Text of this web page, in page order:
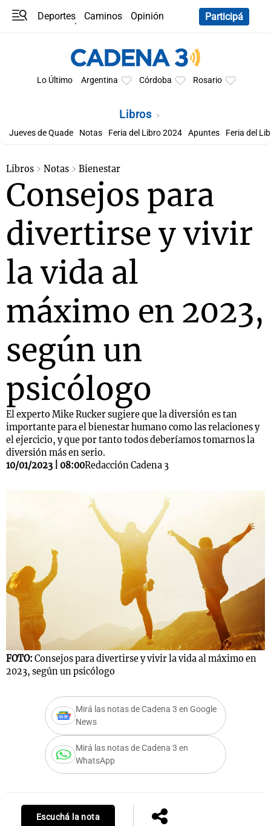
Deportes Caminos
Opinión
Participá
Lo Último Argentina Córdoba Rosario
Libros
Jueves de Quade Notas Feria del Libro 2024 Apuntes Feria del
Libros Notas Bienestar
Consejos para
divertirse y vivir
la vida al
máximo en 2023,
según un
psicólogo
El experto Mike Rucker sugiere que la diversión es tan
importante para el bienestar humano como las relaciones y
el ejercicio, y que por tanto todos deberíamos tomarnos la
diversión más en serio.
10/01/2023 | 08:00Redacción Cadena 3
FOTO: Consejos para divertirse y vivir la vida al máximo en
2023, según un psicólogo
Mirá las notas de Cadena 3 en Google
News
Mirá las notas de Cadena 3 en
WhatsApp
Escuchá la nota
Mundial 2026
Notas
La Sole en
Cadena 3